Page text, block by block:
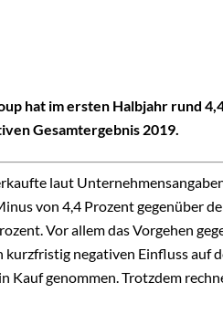
hat im ersten Halbjahr rund
Gesamtergebnis 2019.
laut
von 4,4 Prozent gegenüber
Vor allem das Vorgehen
kurzfristig negativen Einfluss auf
Kauf genommen. Trotzdem